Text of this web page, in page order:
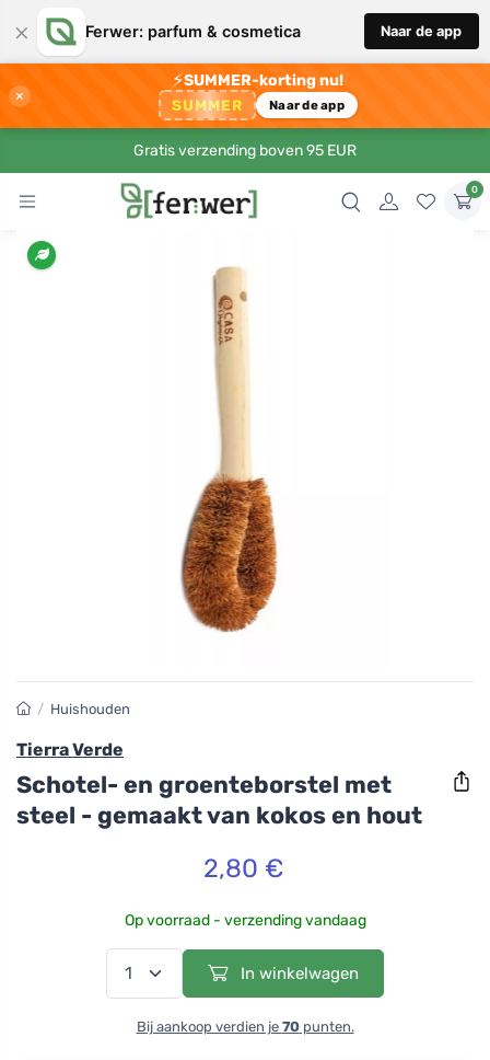
× Ferwer: parfum & cosmetica Naar de app
×
⚡SUMMER-korting nu!
SUMMER Naar de app
Gratis verzending boven 95 EUR
0
/ Huishouden
Tierra Verde
Schotel- en groenteborstel met
steel - gemaakt van kokos en hout
2,80 €
Op voorraad - verzending vandaag
In winkelwagen
Bij aankoop verdien je 70punten.